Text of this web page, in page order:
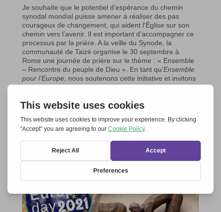
Je souhaite que le potentiel d’espérance du chemin
synodal mondial puisse amener à réaliser des pas
courageux de changement, qui aident l’Église sur son
chemin vers l’avenir. Il est important d’accompagner ce
processus par la prière. A la veille du Synode, la
communauté de Taizé organise le 30 septembre à
Rome une journée de prière sur le thème : « Ensemble
– Rencontre du peuple de Dieu ». En tant qu’Ensemble
pour l’Europe, nous soutenons cette initiative et invitons
à y participer.
Gerhard Pross
Photo: Gerhard Pross avec Margaret Karram